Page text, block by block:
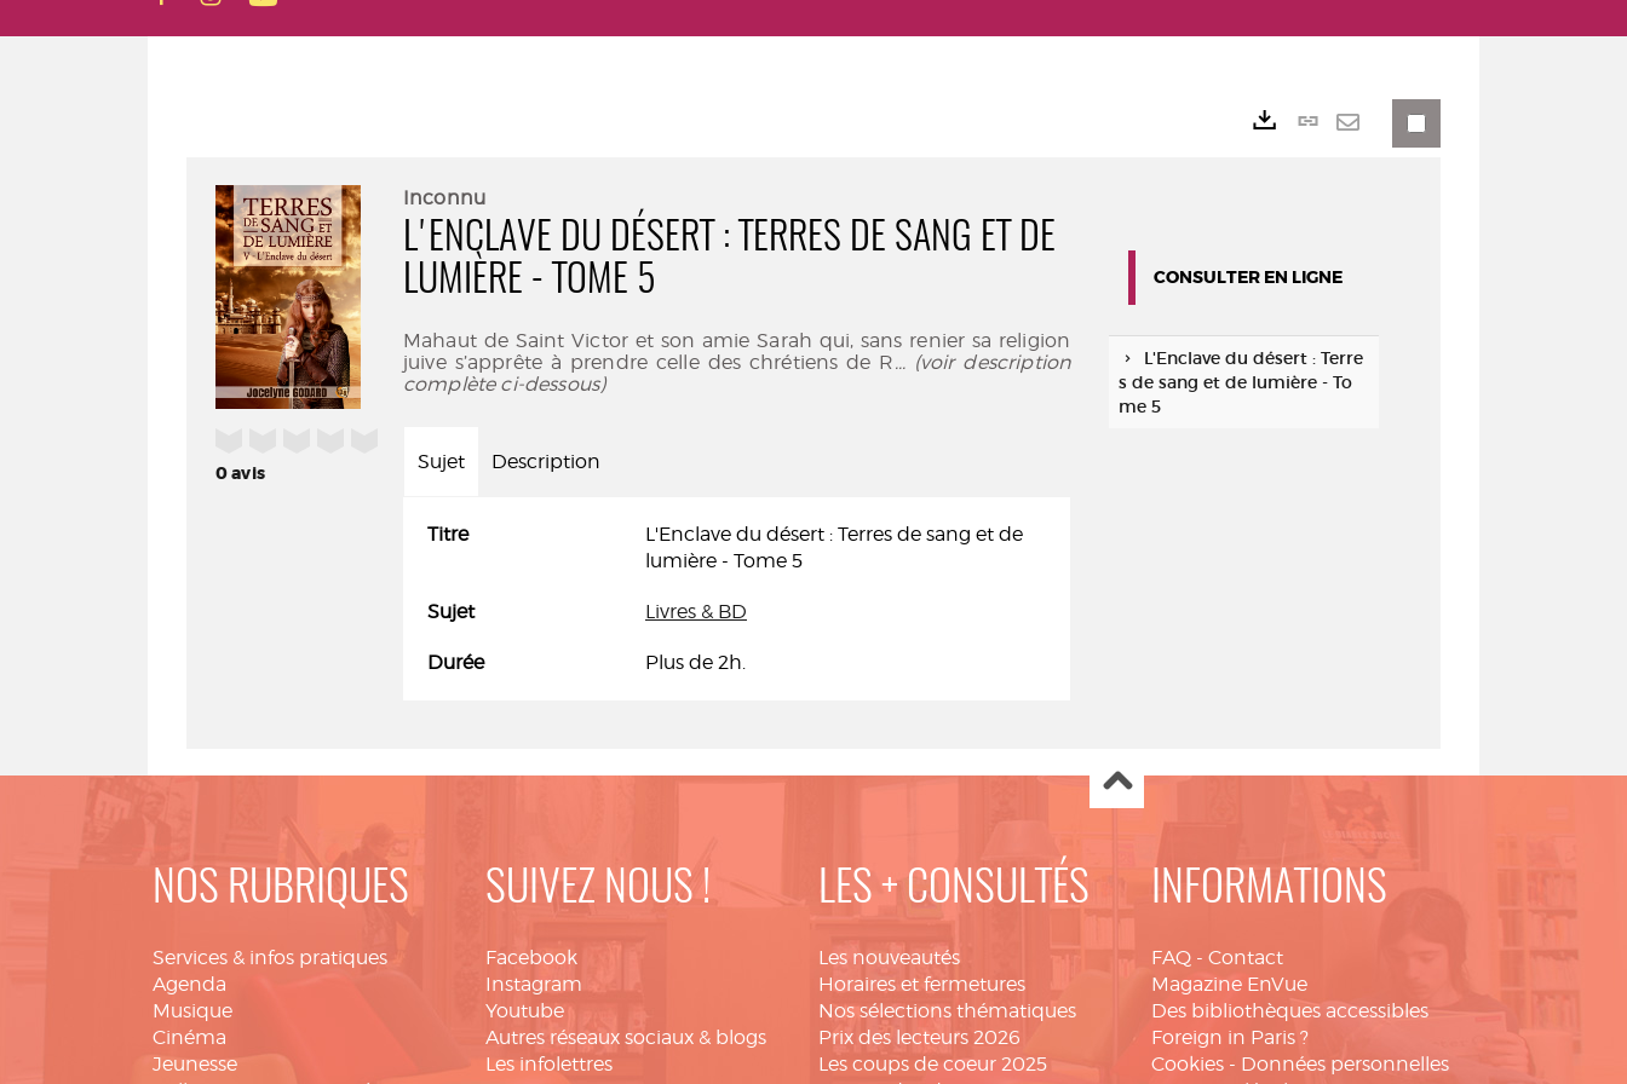
0avis
Inconnu
L'ENCLAVE DU DÉSERT : TERRES DE SANG ET DE
LUMIÈRE - TOME 5
Mahaut de Saint Victor et son amie Sarah qui, sans renier sa religion
juive s’apprête à prendre celle des chrétiens de R... (voir description
complète ci-dessous)
Sujet Description
Titre
L'Enclave du désert : Terres de sang et de
lumière - Tome 5
Sujet Livres & BD
Durée Plus de 2h.
Lien
CONSULTER EN LIGNE
L'Enclave du désert : Terre
s de sang et de lumière - To
me 5
NOS RUBRIQUES
Services & infos pratiques
Agenda
Musique
Cinéma
Jeunesse
SUIVEZ NOUS !
Facebook
Instagram
Youtube
Autres réseaux sociaux & blogs
Les infolettres
LES + CONSULTÉS
Les nouveautés
Horaires et fermetures
Nos sélections thématiques
Prix des lecteurs 2026
Les coups de coeur 2025
INFORMATIONS
FAQ - Contact
Magazine EnVue
Des bibliothèques accessibles
Foreign in Paris ?
Cookies - Données personnelles